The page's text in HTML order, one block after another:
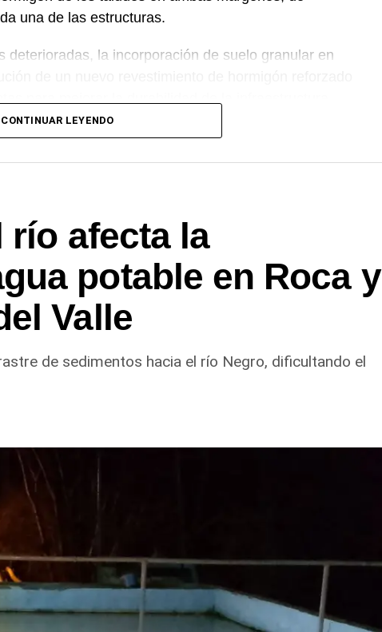
una de las estructuras.
deterioradas, la incorporación de suelo granular en
forma parte del plan de mantenimiento y
del Alto Valle.
CONTINUAR LEYENDO
río afecta la
potable en Roca y
Valle
de sedimentos hacia el río Negro, dificultando el